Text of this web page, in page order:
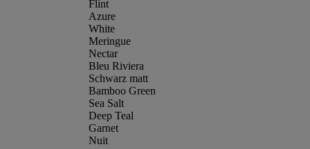
Flint
Azure
White
Meringue
Nectar
Bleu Riviera
Schwarz matt
Bamboo Green
Sea Salt
Deep Teal
Garnet
Nuit